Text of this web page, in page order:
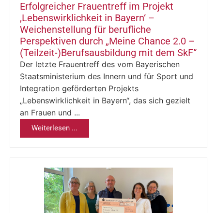
Erfolgreicher Frauentreff im Projekt
‚Lebenswirklichkeit in Bayern‘ –
Weichenstellung für berufliche
Perspektiven durch „Meine Chance 2.0 –
(Teilzeit-)Berufsausbildung mit dem SkF“
Der letzte Frauentreff des vom Bayerischen
Staatsministerium des Innern und für Sport und
Integration geförderten Projekts
„Lebenswirklichkeit in Bayern“, das sich gezielt
an Frauen und ...
Weiterlesen ...